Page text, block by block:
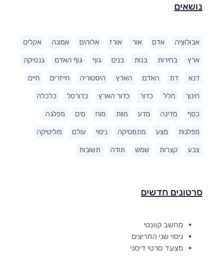
נושאים
אבולוציה אדם אור אורז אלוהים אמונה אקלים
ארץ בחירות בנות בנים גוף גוף האדם גנטיקה
דנא דת האדם הארץ היסטוריה חייזרים חיים
חינוך חלל כדור כדור הארץ כדורסל כלכלה
כסף מדינה מדע מוות מוח מים מפלגה
מפלגות מצע מתמטיקה ניסוי עולם פוליטיקה
צבע קצרות שמש תודה תשובות
סרטונים חדשים
מחשב קוונטי
ניסוי שני החריצים
מצעד סרטי דיסני